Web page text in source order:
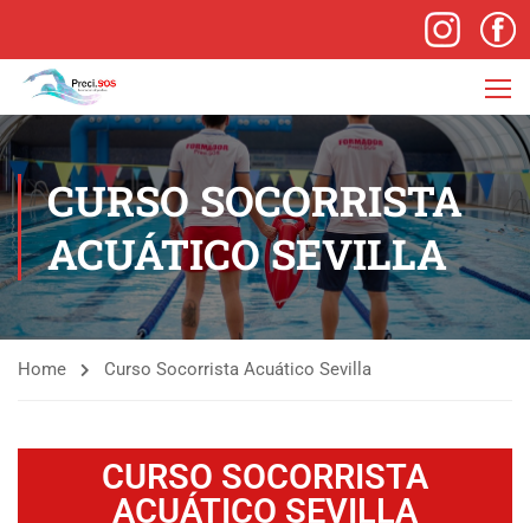
CURSO SOCORRISTA
ACUÁTICO SEVILLA
Home Curso Socorrista Acuático Sevilla
CURSO SOCORRISTA
ACUÁTICO SEVILLA